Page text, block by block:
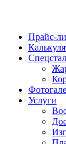
Прайс-
Услуги